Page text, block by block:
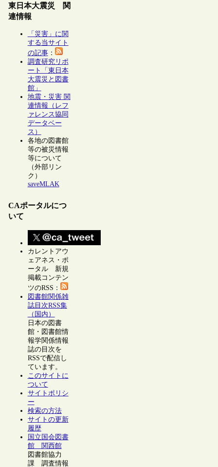
東日本大震災 関
連情報
「災害」に関
する当サイト
の記事：
調査研究リポ
ート「東日本
大震災と図書
館」
地震・災害 関
連情報（レフ
ァレンス協同
データベー
ス）
各地の図書館
等の被災情報
等について
（外部リン
ク）
saveMLAK
CAポータルにつ
いて
カレントアウ
ェアネス・ポ
ータル 新規
掲載コンテン
ツのRSS：
図書館関係雑
誌目次RSS集
（国内）
日本の図書
館・図書館情
報学関係情報
誌の目次を
RSSで配信し
ています。
このサイトに
ついて
サイトポリシ
ー
検索の方法
サイトの更新
履歴
国立国会図書
館 関西館
図書館協力
課 調査情報